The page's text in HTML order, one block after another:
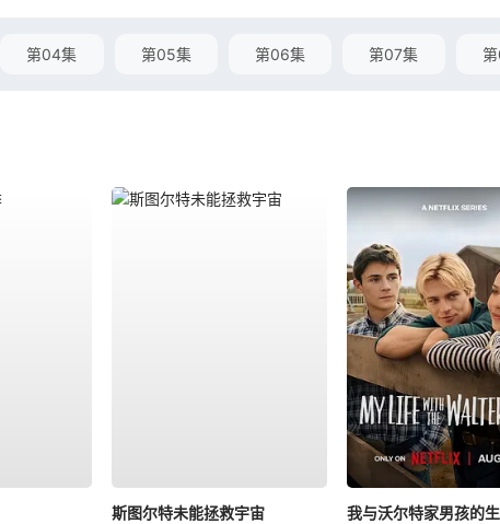
第04集 第05集 第06集 第07集
斯图尔特未能拯救宇宙
我与沃尔特家男孩的